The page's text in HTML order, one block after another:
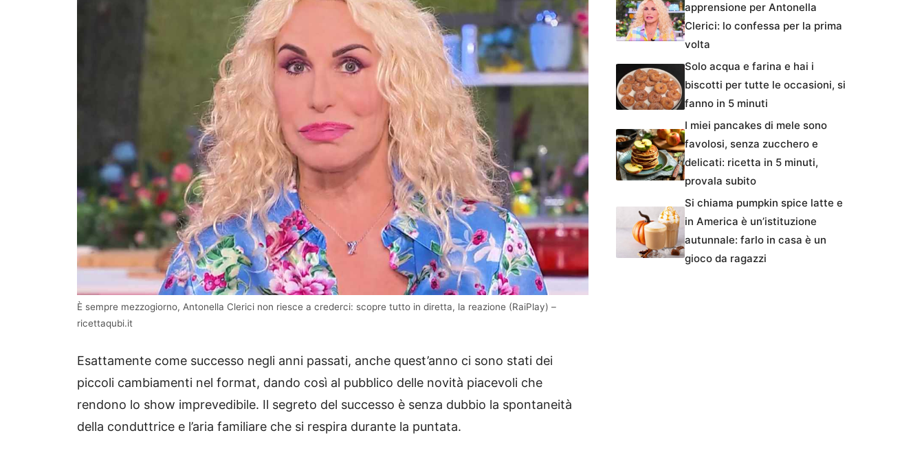
È sempre mezzogiorno, Antonella Clerici non riesce a crederci: scopre tutto in diretta, la reazione (RaiPlay) –
ricettaqubi.it
Esattamente come successo negli anni passati, anche quest’anno ci sono stati dei
piccoli cambiamenti nel format, dando così al pubblico delle novità piacevoli che
rendono lo show imprevedibile. Il segreto del successo è senza dubbio la spontaneità
della conduttrice e l’aria familiare che si respira durante la puntata.
apprensione per Antonella
Clerici: lo confessa per la prima
volta
Solo acqua e farina e hai i
biscotti per tutte le occasioni, si
fanno in 5 minuti
I miei pancakes di mele sono
favolosi, senza zucchero e
delicati: ricetta in 5 minuti,
provala subito
Si chiama pumpkin spice latte e
in America è un’istituzione
autunnale: farlo in casa è un
gioco da ragazzi